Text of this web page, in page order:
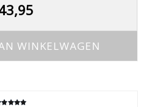
WINKELWAGEN